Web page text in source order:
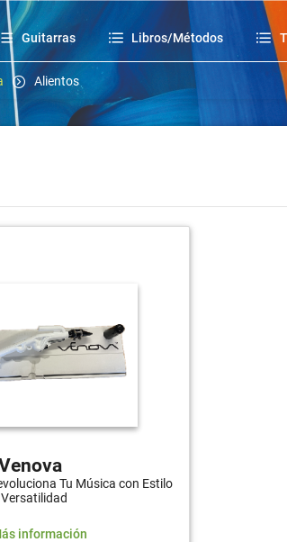
Guitarras Libros/Métodos
Alientos
Tu Música con Estilo
información